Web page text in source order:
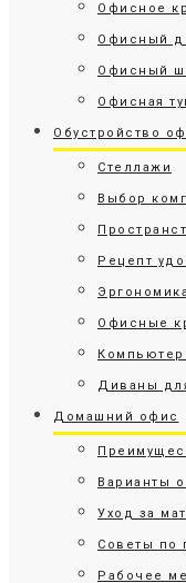
Офисное
Офисный
Офисный
Офисная
Обустройство
Стеллажи
Выбор
Рецепт
Офисные
Диваны
Домашний офис
Варианты
Уход за
Советы по
Рабочее